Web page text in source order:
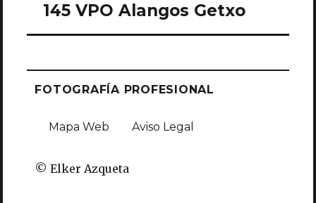
145 VPO Alangos Getxo
FOTOGRAFÍA PROFESIONAL
Mapa Web Aviso Legal
© Elker Azqueta